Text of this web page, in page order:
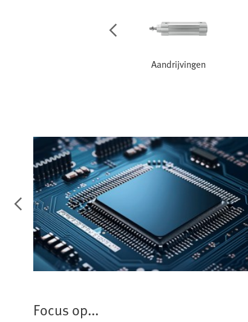
Aandrijvingen
Halfgeleiderindustrie
Focus op...